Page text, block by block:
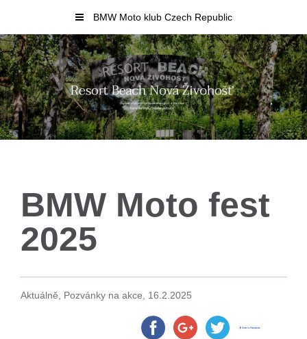
content
BMW Moto klub Czech Republic
BMW Moto fest
2025
Aktuálně, Pozvánky na akce, 16.2.2025